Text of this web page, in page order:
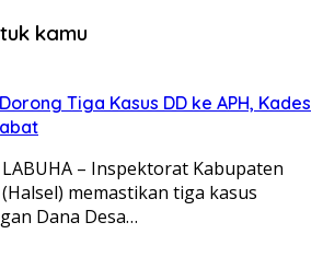
kamu
Tiga Kasus DD ke APH, Kades
LABUHA – Inspektorat Kabupaten
memastikan tiga kasus
Dana Desa…